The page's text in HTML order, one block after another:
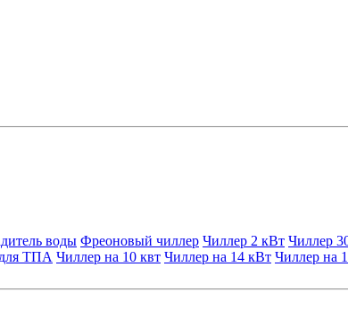
воды Фреоновый чиллер Чиллер 2 кВт Чиллер
ТПА Чиллер на 10 квт Чиллер на 14 кВт Чиллер на